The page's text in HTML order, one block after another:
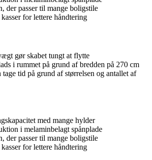
der passer til mange boligstile
for lettere håndtering
gør skabet tungt at flytte
i rummet på grund af bredden på 270 cm
tid på grund af størrelsen og antallet af
med mange hylder
i melaminbelagt spånplade
der passer til mange boligstile
for lettere håndtering